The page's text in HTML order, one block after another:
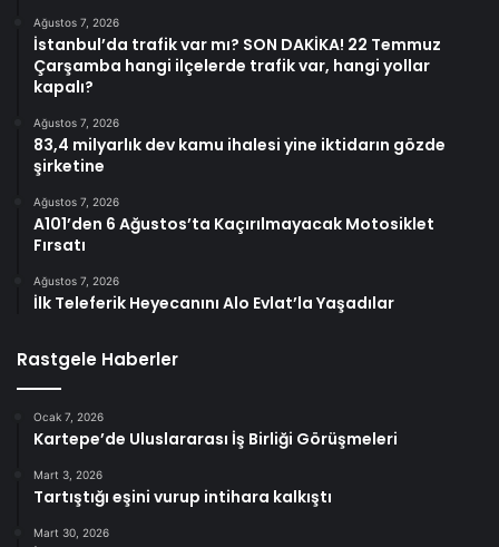
Ağustos 7, 2026
İstanbul’da trafik var mı? SON DAKİKA! 22 Temmuz
Çarşamba hangi ilçelerde trafik var, hangi yollar
kapalı?
Ağustos 7, 2026
83,4 milyarlık dev kamu ihalesi yine iktidarın gözde
şirketine
Ağustos 7, 2026
A101’den 6 Ağustos’ta Kaçırılmayacak Motosiklet
Fırsatı
Ağustos 7, 2026
İlk Teleferik Heyecanını Alo Evlat’la Yaşadılar
Rastgele Haberler
Ocak 7, 2026
Kartepe’de Uluslararası İş Birliği Görüşmeleri
Mart 3, 2026
Tartıştığı eşini vurup intihara kalkıştı
Mart 30, 2026